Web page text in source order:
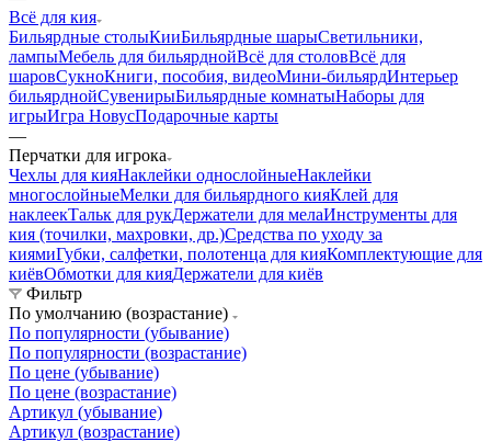
Всё для кия
Бильярдные столыКииБильярдные шарыСветильники,
лампыМебель для бильярднойВсё для столовВсё для
шаровСукноКниги, пособия, видеоМини-бильярдИнтерьер
бильярднойСувенирыБильярдные комнатыНаборы для
игрыИгра НовусПодарочные карты
—
Перчатки для игрока
Чехлы для кияНаклейки однослойныеНаклейки
многослойныеМелки для бильярдного кияКлей для
наклеекТальк для рукДержатели для мелаИнструменты для
кия (точилки, махровки, др.)Средства по уходу за
киямиГубки, салфетки, полотенца для кияКомплектующие для
киёвОбмотки для кияДержатели для киёв
Фильтр
По умолчанию (возрастание)
По популярности (убывание)
По популярности (возрастание)
По цене (убывание)
По цене (возрастание)
Артикул (убывание)
Артикул (возрастание)